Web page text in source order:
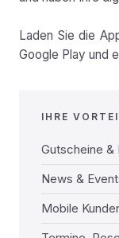
Laden Sie die
Google Play und
IHRE
Gutscheine &
News &
Mobile